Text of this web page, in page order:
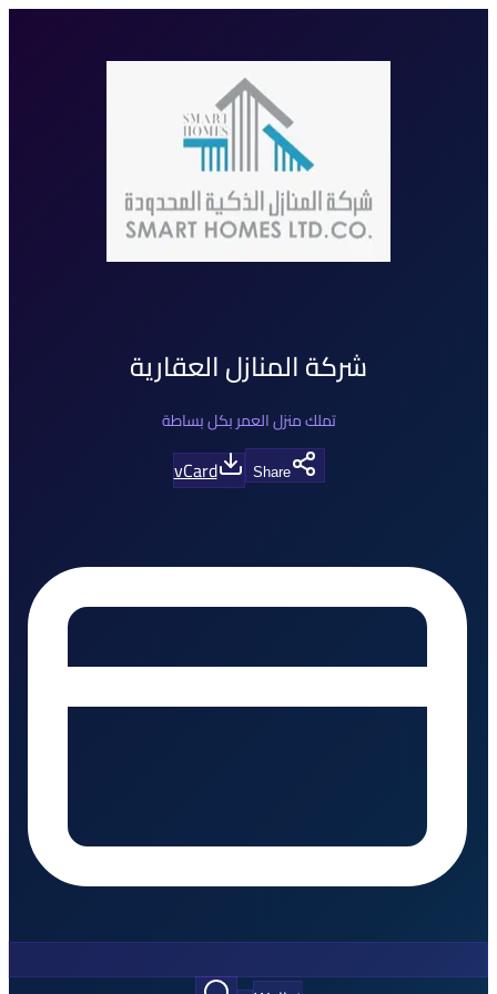
شركة المنازل العقارية
تملك منزل العمر بكل بساطة
Share
vCard